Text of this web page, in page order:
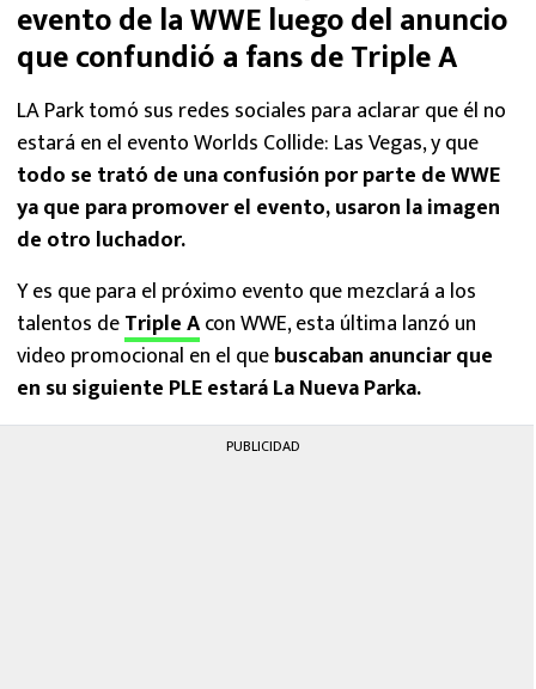
evento de la WWE luego del anuncio
que confundió a fans de Triple A
LA Park tomó sus redes sociales para aclarar que él no
estará en el evento Worlds Collide: Las Vegas, y que
todo se trató de una confusión por parte de WWE
ya que para promover el evento, usaron la imagen
de otro luchador.
Y es que para el próximo evento que mezclará a los
talentos deTriple Acon WWE, esta última lanzó un
video promocional en el quebuscaban anunciar que
en su siguiente PLE estará La Nueva Parka.
PUBLICIDAD